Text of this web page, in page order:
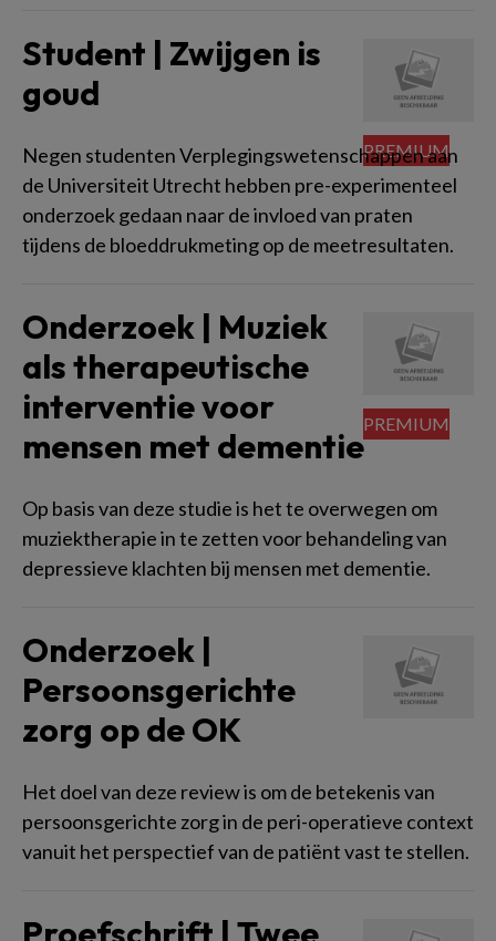
Student | Zwijgen is
goud
Negen studenten Verplegingswetenschappen aan
de Universiteit Utrecht hebben pre-experimenteel
onderzoek gedaan naar de invloed van praten
tijdens de bloeddrukmeting op de meetresultaten.
Onderzoek | Muziek
als therapeutische
interventie voor
mensen met dementie
Op basis van deze studie is het te overwegen om
muziektherapie in te zetten voor behandeling van
depressieve klachten bij mensen met dementie.
Onderzoek |
Persoonsgerichte
zorg op de OK
Het doel van deze review is om de betekenis van
persoonsgerichte zorg in de peri-operatieve context
vanuit het perspectief van de patiënt vast te stellen.